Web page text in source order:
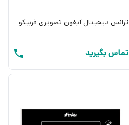
ترانس دیجیتال آیفون تصویری فربیکو
تماس بگیرید